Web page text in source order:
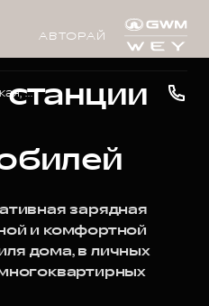
АВТОРАЙ
Ульяновск, ул. Октябрьская, д. 22л
зарядная
и комфортной
дома, в личных